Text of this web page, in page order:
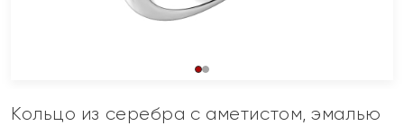
Кольцо из серебра с аметистом, эмалью